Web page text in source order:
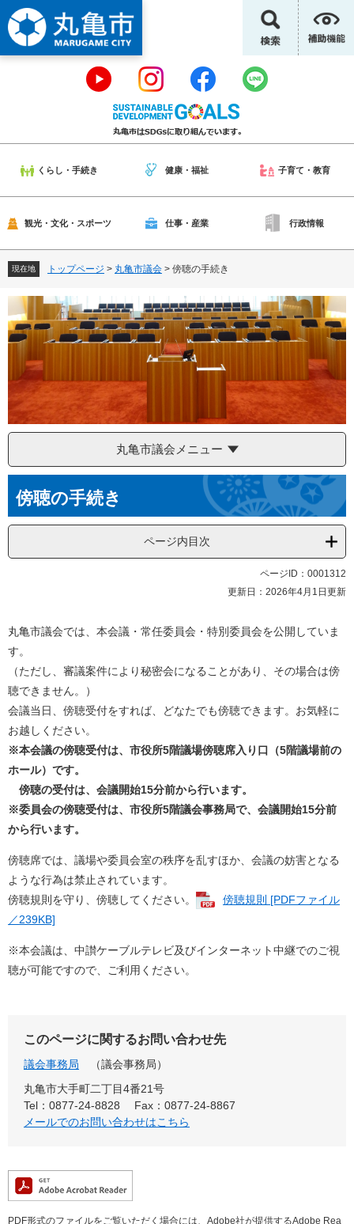
ー
ジ
の
。
ニ
ュ
ー
て
くらし・手続き 健康・福祉 子育て・教育
観光・文化・スポーツ 仕事・産業 行政情報
現在地 トップページ > 丸亀市議会 > 傍聴の手続き
丸亀市議会メニュー
文傍聴の手続き
ページ内目次
ページID：0001312
更新日：2026年4月1日更新
丸亀市議会では、本会議・常任委員会・特別委員会を公開していま
す。
（ただし、審議案件により秘密会になることがあり、その場合は傍
聴できません。）
会議当日、傍聴受付をすれば、どなたでも傍聴できます。お気軽に
お越しください。
※本会議の傍聴受付は、市役所5階議場傍聴席入り口（5階議場前の
ホール）です。
傍聴の受付は、会議開始15分前から行います。
※委員会の傍聴受付は、市役所5階議会事務局で、会議開始15分前
から行います。
傍聴席では、議場や委員会室の秩序を乱すほか、会議の妨害となる
ような行為は禁止されています。
傍聴規則を守り、傍聴してください。
傍聴規則 [PDFファイル
／239KB]
※本会議は、中讃ケーブルテレビ及びインターネット中継でのご視
聴が可能ですので、ご利用ください。
このページに関するお問い合わせ先
議会事務局
議会事務局
丸亀市大手町二丁目4番21号
Tel：0877-24-8828
Fax：0877-24-8867
メールでのお問い合わせはこちら
PDF形式のファイルをご覧いただく場合には、Adobe社が提供するAdobe Rea